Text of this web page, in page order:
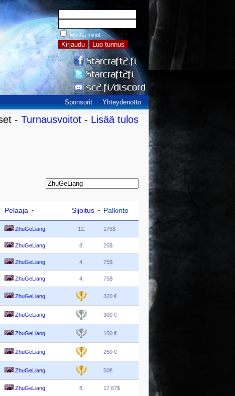
Muista minut
Sponsorit Yhteydenotto
- Turnausvoitot - Lisää tulos
Pelaaja Sijoitus Palkinto
ZhuGeLiang 12. 175$
ZhuGeLiang 8. 25$
ZhuGeLiang 4. 75$
ZhuGeLiang 4. 75$
ZhuGeLiang 320 €
ZhuGeLiang 300 €
ZhuGeLiang 150 €
ZhuGeLiang 250 €
ZhuGeLiang 50€
ZhuGeLiang 8. 17.67$